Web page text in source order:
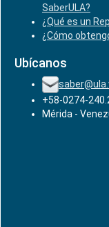
SaberULA?
¿Qué es un
¿Cómo
Ubícanos
+58-0274-
Mérida -